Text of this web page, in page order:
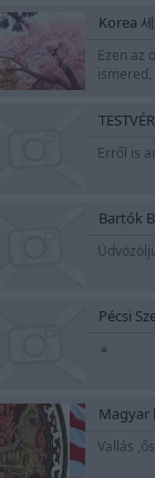
Korea
Ezen az
Erről is
Bartók
Pécsi
»
Magyar
Vallás